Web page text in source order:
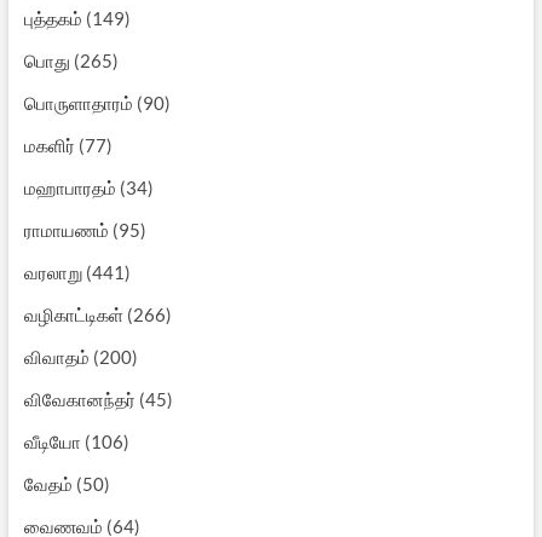
புத்தகம் (149)
பொது (265)
பொருளாதாரம் (90)
மகளிர் (77)
மஹாபாரதம் (34)
ராமாயணம் (95)
வரலாறு(441)
வழிகாட்டிகள்(266)
விவாதம் (200)
விவேகானந்தர் (45)
வீடியோ (106)
வேதம் (50)
வைணவம் (64)